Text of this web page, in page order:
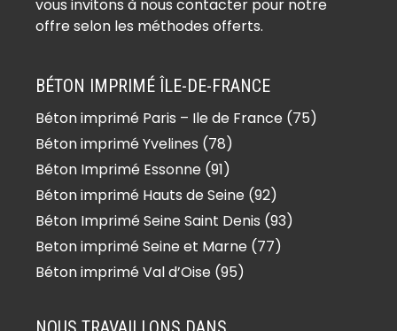
vous invitons à nous contacter pour notre
offre selon les méthodes offerts.
BÉTON IMPRIMÉ ÎLE-DE-FRANCE
Béton imprimé Paris – Ile de France (75)
Béton imprimé Yvelines (78)
Béton Imprimé Essonne (91)
Béton imprimé Hauts de Seine (92)
Béton Imprimé Seine Saint Denis (93)
Beton imprimé Seine et Marne (77)
Béton imprimé Val d’Oise (95)